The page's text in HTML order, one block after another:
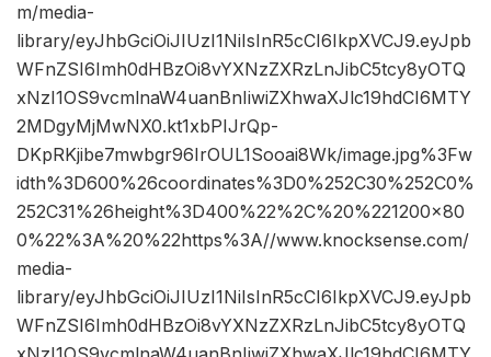
m/media-
library/eyJhbGciOiJIUzI1NiIsInR5cCI6IkpXVCJ9.eyJpb
WFnZSI6Imh0dHBzOi8vYXNzZXRzLnJibC5tcy8yOTQ
xNzI1OS9vcmlnaW4uanBnIiwiZXhwaXJlc19hdCI6MTY
2MDgyMjMwNX0.kt1xbPIJrQp-
DKpRKjibe7mwbgr96IrOUL1Sooai8Wk/image.jpg%3Fw
idth%3D600%26coordinates%3D0%252C30%252C0%
252C31%26height%3D400%22%2C%20%221200×80
0%22%3A%20%22https%3A//www.knocksense.com/
media-
library/eyJhbGciOiJIUzI1NiIsInR5cCI6IkpXVCJ9.eyJpb
WFnZSI6Imh0dHBzOi8vYXNzZXRzLnJibC5tcy8yOTQ